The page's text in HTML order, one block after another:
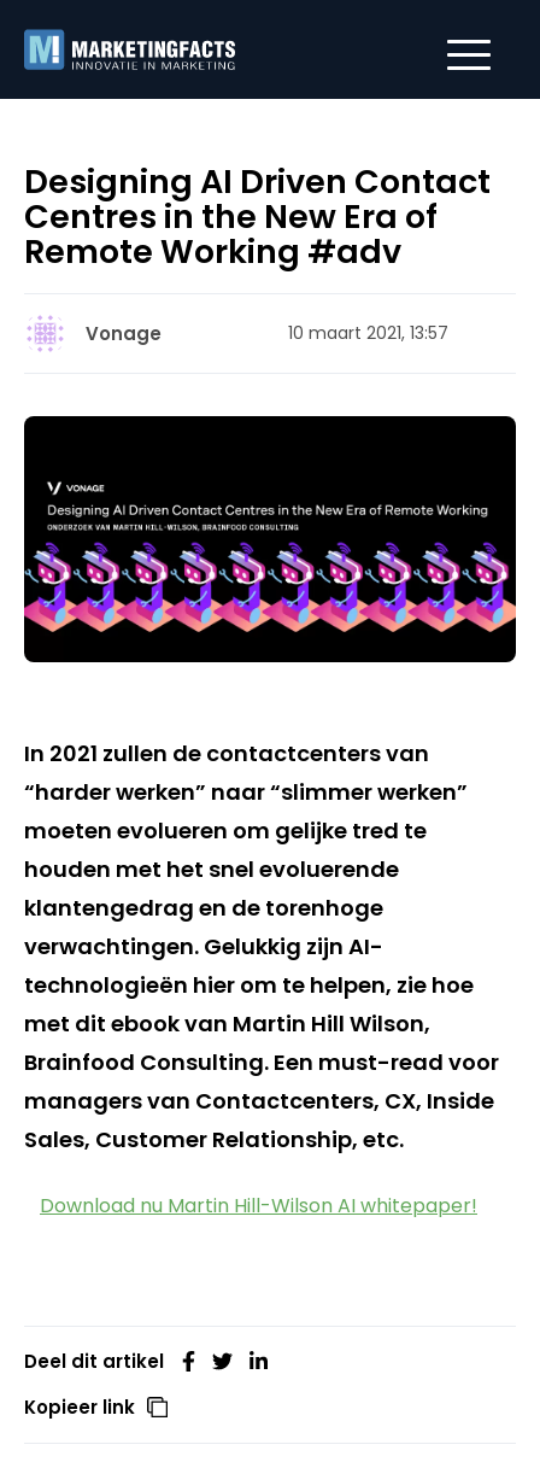
Designing AI Driven Contact
Centres in the New Era of
Remote Working #adv
Vonage 10 maart 2021, 13:57
In 2021 zullen de contactcenters van
“harder werken” naar “slimmer werken”
moeten evolueren om gelijke tred te
houden met het snel evoluerende
klantengedrag en de torenhoge
verwachtingen. Gelukkig zijn AI-
technologieën hier om te helpen, zie hoe
met dit ebook van Martin Hill Wilson,
Brainfood Consulting. Een must-read voor
managers van Contactcenters, CX, Inside
Sales, Customer Relationship, etc.
Download nu Martin Hill-Wilson AI whitepaper!
Deel dit artikel
Kopieer link